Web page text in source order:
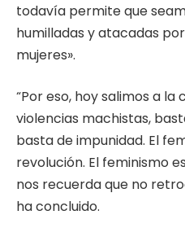
todavía permite que
humilladas y atacadas
mujeres».
“Por eso, hoy salimos a
violencias machistas,
basta de impunidad. El
revolución. El feminismo
nos recuerda que no
ha concluido.